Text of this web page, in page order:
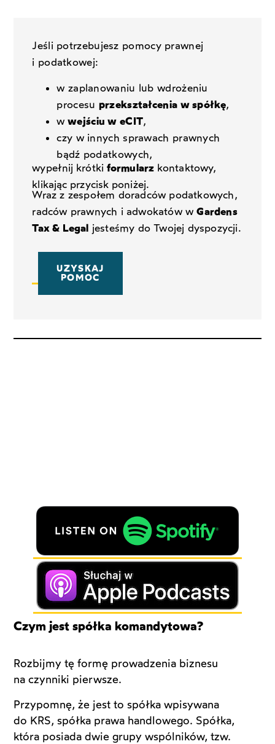
Jeśli potrzebujesz pomocy prawnej
i podatkowej:
w zaplanowaniu lub wdrożeniu
procesu przekształcenia w spółkę,
w wejściu w eCIT,
czy w innych sprawach prawnych
bądź podatkowych,
wypełnij krótki formularzkontaktowy,
klikając przycisk poniżej.
Wraz z zespołem doradców podatkowych,
radców prawnych i adwokatów wGardens
Tax & Legal jesteśmy do Twojej dyspozycji.
UZYSKAJ
POMOC
Czym jest spółka komandytowa?
Rozbijmy tę formę prowadzenia biznesu
na czynniki pierwsze.
Przypomnę, że jest to spółka wpisywana
do KRS, spółka prawa handlowego. Spółka,
która posiada dwie grupy wspólników, tzw.